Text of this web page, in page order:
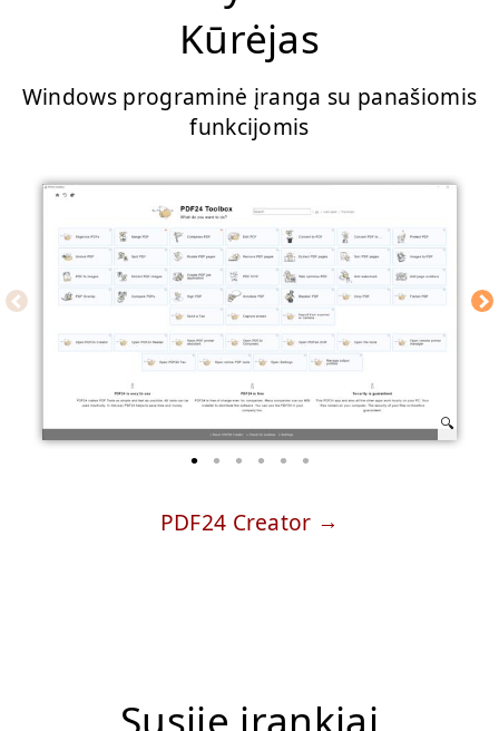
Kūrėjas
Windows programinė įranga su panašiomis
funkcijomis
PDF24 Creator
Susiję įrankiai